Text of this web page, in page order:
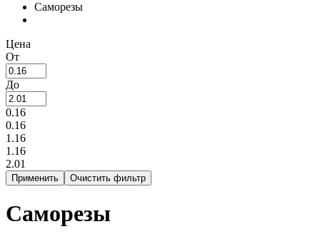
Саморезы
Цена
От
До
0.16
0.16
1.16
1.16
2.01
Саморезы